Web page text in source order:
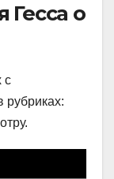
Гесса о
с